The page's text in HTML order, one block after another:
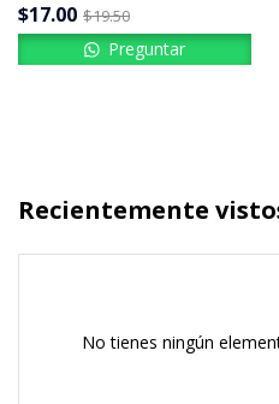
$17.00 $19.50
Preguntar
Recientemente
No tienes ningún